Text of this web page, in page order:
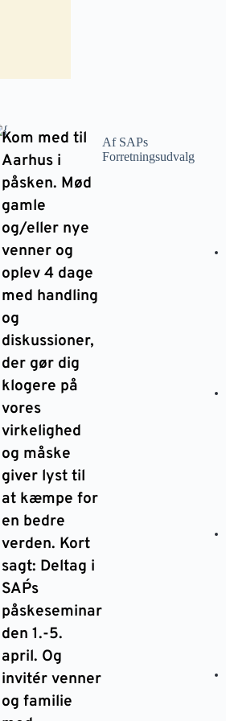
Kom med til
Aarhus i
påsken. Mød
gamle
og/eller nye
venner og
oplev 4 dage
med handling
og
diskussioner,
der gør dig
klogere på
vores
virkelighed
og måske
giver lyst til
at kæmpe for
en bedre
verden. Kort
sagt: Deltag i
SAP´s
påskeseminar
den 1.-5.
april. Og
invitér venner
og familie
Af SAPs
Forretningsudvalg